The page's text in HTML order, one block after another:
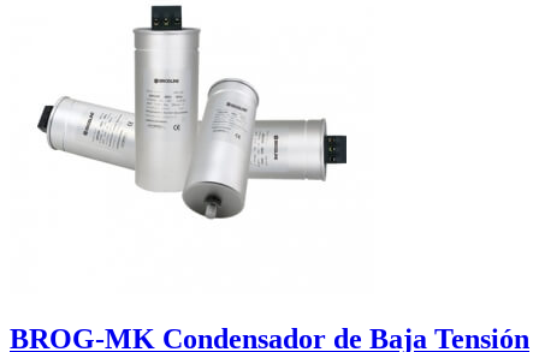
BROG-MK Condensador de Baja Tensión